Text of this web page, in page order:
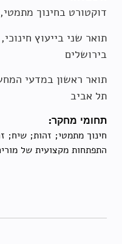
דוקטורט בחינוך
תואר שני בייעוץ
בירושלים
תואר ראשון במדעי
תל אביב
תחומי מחקר:
חינוך מתמטי; זהות; שיח;
התפתחות מקצועית של